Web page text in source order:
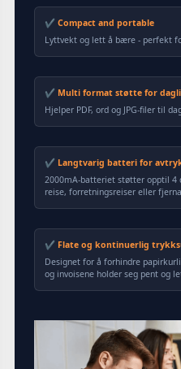
✔ Compact and portable
Lyttvekt og lett å bære - perfekt
✔ Multi format støtte for
Hjelper PDF, ord og JPG-filer til
✔ Langtvarig batteri for
2000mA-batteriet støtter opptil 4
reise, forretningsreiser eller
✔ Flate og kontinuerlig
Designet for å forhindre
og invoisene holder seg pent og